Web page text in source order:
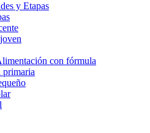
y Etapas
con fórmula
primaria